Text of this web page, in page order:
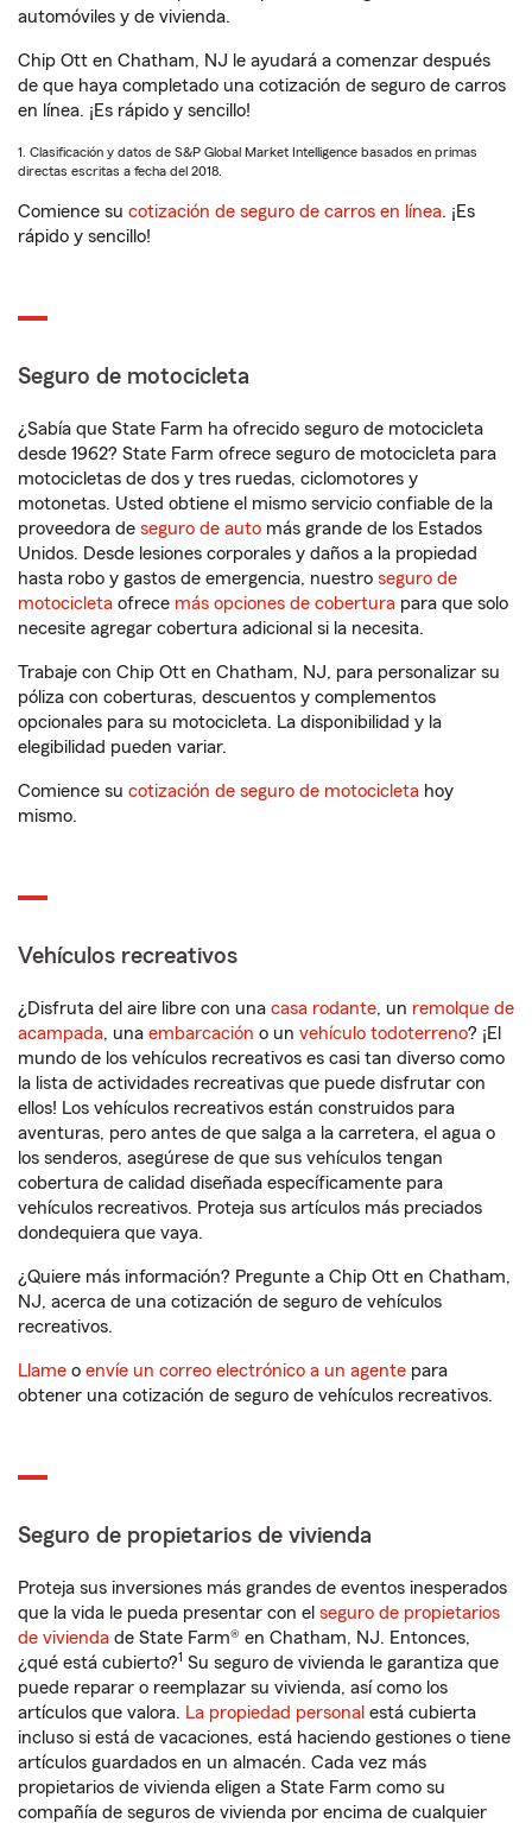
automóviles y de vivienda.
Chip Ott en Chatham, NJ le ayudará a comenzar después
de que haya completado una cotización de seguro de carros
en línea. ¡Es rápido y sencillo!
1. Clasificación y datos de S&P Global Market Intelligence basados en primas
directas escritas a fecha del 2018.
Comience su cotización de seguro de carros en línea. ¡Es
rápido y sencillo!
Seguro de motocicleta
¿Sabía que State Farm ha ofrecido seguro de motocicleta
desde 1962? State Farm ofrece seguro de motocicleta para
motocicletas de dos y tres ruedas, ciclomotores y
motonetas. Usted obtiene el mismo servicio confiable de la
proveedora de seguro de auto más grande de los Estados
Unidos. Desde lesiones corporales y daños a la propiedad
hasta robo y gastos de emergencia, nuestro seguro de
motocicleta ofrece más opciones de cobertura para que solo
necesite agregar cobertura adicional si la necesita.
Trabaje con Chip Ott en Chatham, NJ, para personalizar su
póliza con coberturas, descuentos y complementos
opcionales para su motocicleta. La disponibilidad y la
elegibilidad pueden variar.
Comience su cotización de seguro de motocicleta hoy
mismo.
Vehículos recreativos
¿Disfruta del aire libre con una casa rodante, un remolque de
acampada, una embarcación o un vehículo todoterreno? ¡El
mundo de los vehículos recreativos es casi tan diverso como
la lista de actividades recreativas que puede disfrutar con
ellos! Los vehículos recreativos están construidos para
aventuras, pero antes de que salga a la carretera, el agua o
los senderos, asegúrese de que sus vehículos tengan
cobertura de calidad diseñada específicamente para
vehículos recreativos. Proteja sus artículos más preciados
dondequiera que vaya.
¿Quiere más información? Pregunte a Chip Ott en Chatham,
NJ, acerca de una cotización de seguro de vehículos
recreativos.
Llame o envíe un correo electrónico a un agente para
obtener una cotización de seguro de vehículos recreativos.
Seguro de propietarios de vivienda
Proteja sus inversiones más grandes de eventos inesperados
que la vida le pueda presentar con el seguro de propietarios
de vivienda de State Farm® en Chatham, NJ. Entonces,
¿qué está cubierto?1 Su seguro de vivienda le garantiza que
puede reparar o reemplazar su vivienda, así como los
artículos que valora. La propiedad personal está cubierta
incluso si está de vacaciones, está haciendo gestiones o tiene
artículos guardados en un almacén. Cada vez más
propietarios de vivienda eligen a State Farm como su
compañía de seguros de vivienda por encima de cualquier